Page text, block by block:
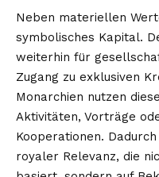
Neben materiellen
symbolisches Kapital.
weiterhin für
Zugang zu exklusiven
Monarchien nutzen
Aktivitäten, Vorträge
Kooperationen.
royaler Relevanz, die